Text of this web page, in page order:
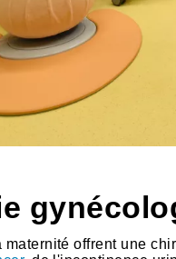
maternité offrent une